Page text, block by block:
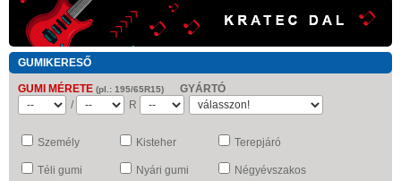
GUMIKERESŐ
GUMI MÉRETE (pl.: 195/65R15)
GYÁRTÓ
/
R
Személy Kisteher Terepjáró
Téli gumi Nyári gumi Négyévszakos